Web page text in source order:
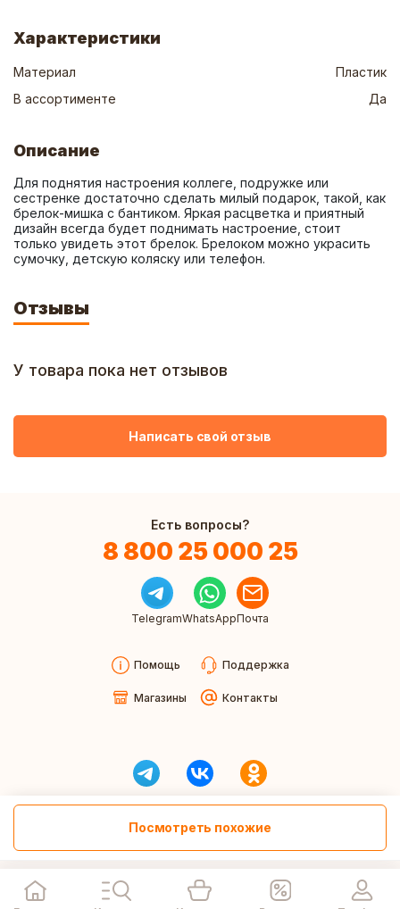
Посмотреть похожие
Характеристики
Материал
Пластик
В ассортименте
Да
Описание
Для поднятия настроения коллеге, подружке или
сестренке достаточно сделать милый подарок, такой, как
брелок-мишка с бантиком. Яркая расцветка и приятный
дизайн всегда будет поднимать настроение, стоит
только увидеть этот брелок. Брелоком можно украсить
сумочку, детскую коляску или телефон.
Отзывы
У товара пока нет отзывов
Написать свой отзыв
Есть вопросы?
8 800 25 000 25
TelegramWhatsAppПочта
Помощь Поддержка
Магазины Контакты